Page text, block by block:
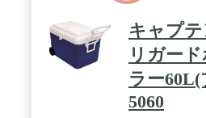
キャプ
リガー
ラー
5060